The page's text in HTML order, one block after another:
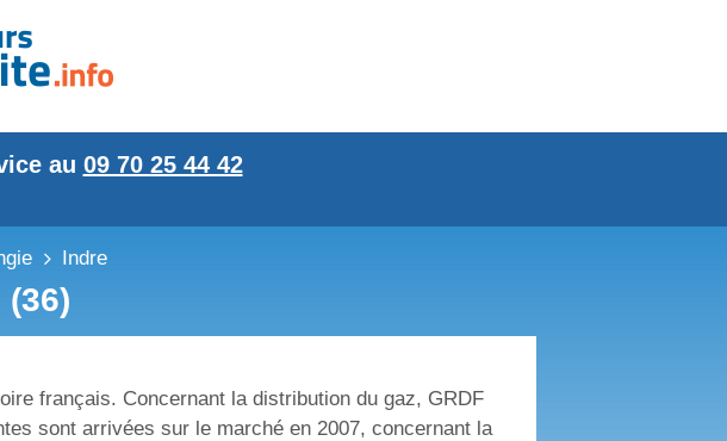
au 09 70 25 44 42
Indre
(36)
français. Concernant la distribution du gaz, GRDF
sont arrivées sur le marché en 2007, concernant la